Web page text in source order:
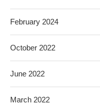
February 2024
October 2022
June 2022
March 2022